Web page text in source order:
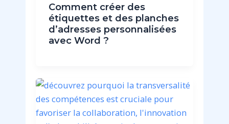
Comment créer des
étiquettes et des planches
d’adresses personnalisées
avec Word ?